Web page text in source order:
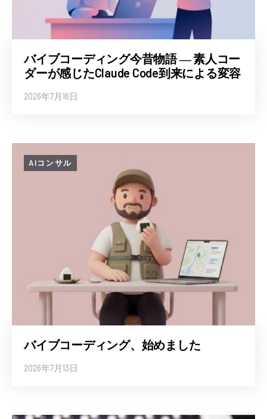
バイブコーディング今昔物語 ― 素人コー
ダーが感じたClaude Code到来による変容
2026年7月16日
AIコンサル
バイブコーディング、始めました
2026年7月13日